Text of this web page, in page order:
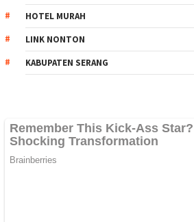
HOTEL MURAH
LINK NONTON
KABUPATEN SERANG